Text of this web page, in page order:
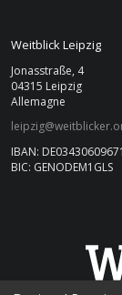
Weitblick Leipzig
Jonasstraße, 4
04315 Leipzig
Allemagne
IBAN:
BIC: GENODEM1GLS